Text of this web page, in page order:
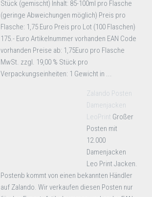
Stück (gemischt) Inhalt: 85-100ml pro Flasche
(geringe Abweichungen möglich) Preis pro
Flasche: 1,75 Euro Preis pro Lot (100 Flaschen)
175.- Euro Artikelnummer vorhanden EAN Code
vorhanden Preise ab: 1,75Euro pro Flasche
MwSt. zzgl. 19,00 % Stück pro
Verpackungseinheiten: 1 Gewicht in ...
Zalando Posten
Damenjacken
LeoPrint Großer
Posten mit
12.000
Damenjacken
Leo Print Jacken.
Postenb kommt von einen bekannten Händler
auf Zalando. Wir verkaufen diesen Posten nur